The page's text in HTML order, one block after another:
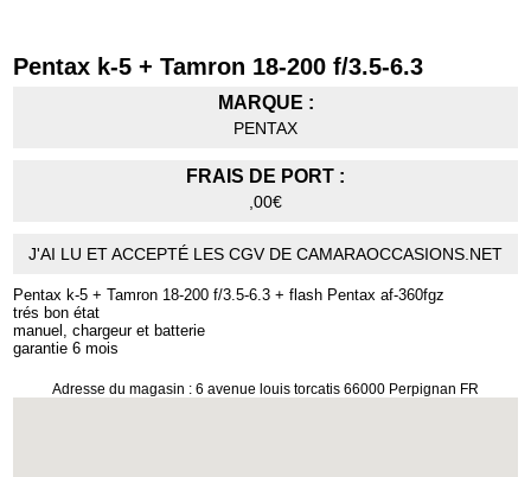
Pentax k-5 + Tamron 18-200 f/3.5-6.3
MARQUE :
PENTAX
FRAIS DE PORT :
,00€
J'AI LU ET ACCEPTÉ LES CGV DE CAMARAOCCASIONS.NET
Pentax k-5 + Tamron 18-200 f/3.5-6.3 + flash Pentax af-360fgz
trés bon état
manuel, chargeur et batterie
garantie 6 mois
Adresse du magasin : 6 avenue louis torcatis 66000 Perpignan FR